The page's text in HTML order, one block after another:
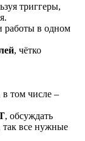
триггеры,
работы в одном
, чётко
в том числе –
, обсуждать
так все нужные